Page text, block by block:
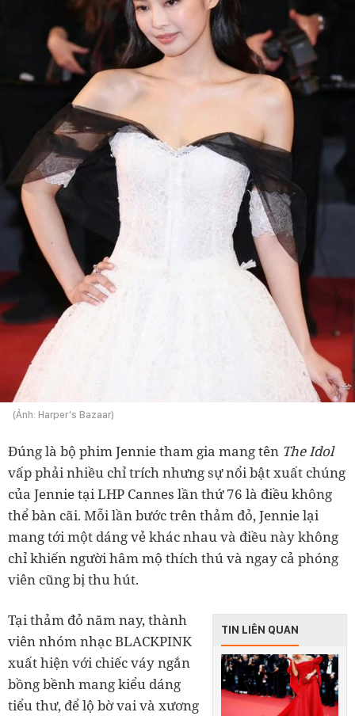
(Ảnh: Harper's Bazaar)
Đúng là bộ phim Jennie tham gia mang tên The Idol
vấp phải nhiều chỉ trích nhưng sự nổi bật xuất chúng
của Jennie tại LHP Cannes lần thứ 76 là điều không
thể bàn cãi. Mỗi lần bước trên thảm đỏ, Jennie lại
mang tới một dáng vẻ khác nhau và điều này không
chỉ khiến người hâm mộ thích thú và ngay cả phóng
viên cũng bị thu hút.
TIN LIÊN QUAN
Tại thảm đỏ năm nay, thành
viên nhóm nhạc BLACKPINK
xuất hiện với chiếc váy ngắn
bồng bềnh mang kiểu dáng
tiểu thư, để lộ bờ vai và xương